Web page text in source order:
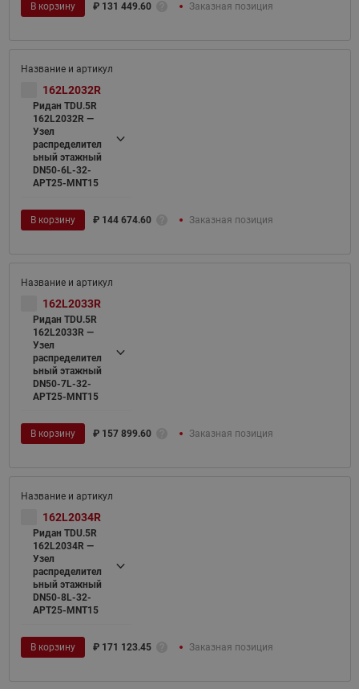
В корзину ₽ 131 449.60 Заказная позиция
162L2032R
Ридан TDU.5R
162L2032R —
Узел
распределител
ьный этажный
DN50-6L-32-
APT25-MNT15
В корзину ₽ 144 674.60 Заказная позиция
162L2033R
Ридан TDU.5R
162L2033R —
Узел
распределител
ьный этажный
DN50-7L-32-
APT25-MNT15
В корзину ₽ 157 899.60 Заказная позиция
162L2034R
Ридан TDU.5R
162L2034R —
Узел
распределител
ьный этажный
DN50-8L-32-
APT25-MNT15
В корзину ₽ 171 123.45 Заказная позиция